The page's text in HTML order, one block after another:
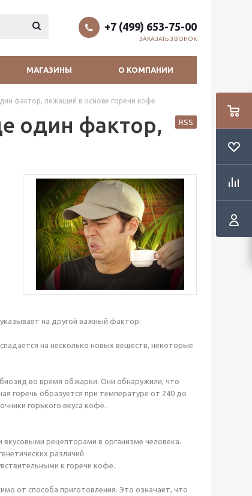
+7 (499) 653-75-00
ЗАКАЗАТЬ ЗВОНОК
МАГАЗИНЫ О КОМПАНИИ
фактор, лежащий в основе горечи кофе
один фактор,
RSS
на другой важный фактор:
на несколько новых веществ, некоторые
во время обжарки. Они обнаружили, что
горечь образуется при температуре от 240 до
горького вкуса кофе.
рецепторами в организме человека.
различий.
к горечи кофе.
от способа приготовления. Это означает, что